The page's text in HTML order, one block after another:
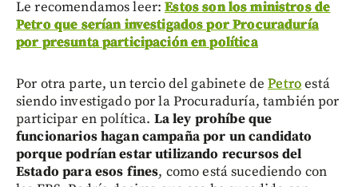
Le recomendamos leer:Estos son los ministros de
Petro que serían investigados por Procuraduría
por presunta participación en política
Por otra parte, un tercio del gabinete dePetroestá
siendo investigado por la Procuraduría, también por
participar en política. La ley prohíbe que
funcionarios hagan campaña por un candidato
porque podrían estar utilizando recursos del
Estado para esos fines, como está sucediendo con